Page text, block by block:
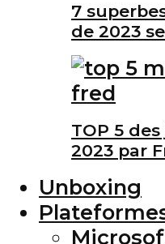
7
de 2023
TOP 5
2023 par
Unboxing